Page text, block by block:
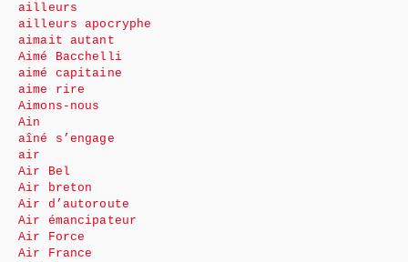
ailleurs
ailleurs apocryphe
aimait autant
Aimé Bacchelli
aimé capitaine
aime rire
Aimons-nous
Ain
aîné s’engage
air
Air Bel
Air breton
Air d’autoroute
Air émancipateur
Air Force
Air France